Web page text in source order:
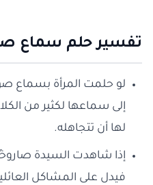
تفسير حلم سماع
لو حلمت المرأة بسماع
إلى سماعها لكثير من
لها أن تتجاهله.
إذا شاهدت السيدة
فيدل على المشاكل